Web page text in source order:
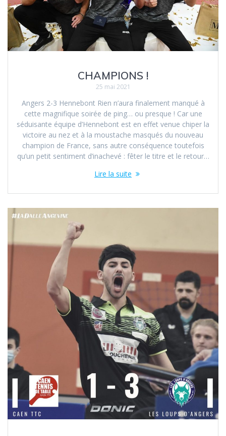
CHAMPIONS !
25 mai 2021
Angers 2-3 Hennebont Rien n’aura finalement manqué à
cette magnifique soirée de ping… ou presque ! Car une
séduisante équipe d’Hennebont est en effet venue chiper la
victoire au nez et à la moustache masqués du nouveau
champion de France, sans autre conséquence toutefois
qu’un petit sentiment d’inachevé : fêter le titre et le retour…
Lire la suite